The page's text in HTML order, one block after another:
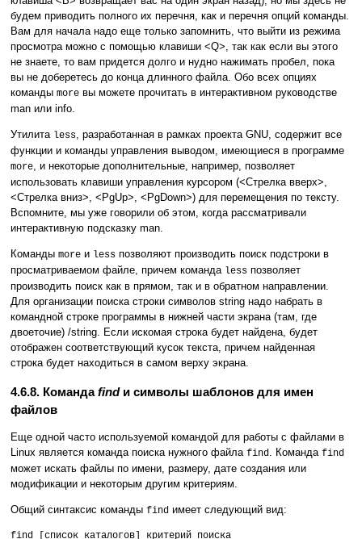
будем приводить полного их перечня, как и перечня опций команды.
Вам для начала надо еще только запомнить, что выйти из режима
просмотра можно с помощью клавиши <Q>, так как если вы этого
не знаете, то вам придется долго и нудно нажимать пробел, пока
вы не доберетесь до конца длинного файла. Обо всех опциях
команды more вы можете прочитать в интерактивном руководстве
man или info.
Утилита less, разработанная в рамках проекта GNU, содержит все
функции и команды управления выводом, имеющиеся в программе
more, и некоторые дополнительные, например, позволяет
использовать клавиши управления курсором (<Стрелка вверх>,
<Стрелка вниз>, <PgUp>, <PgDown>) для перемещения по тексту.
Вспомните, мы уже говорили об этом, когда рассматривали
интерактивную подсказку man.
Команды more и less позволяют производить поиск подстроки в
просматриваемом файле, причем команда less позволяет
производить поиск как в прямом, так и в обратном направлении.
Для организации поиска строки символов string надо набрать в
командной строке программы в нижней части экрана (там, где
двоеточие) /string. Если искомая строка будет найдена, будет
отображен соответствующий кусок текста, причем найденная
строка будет находиться в самом верху экрана.
4.6.8. Командаfindи символы шаблонов для имен
файлов
Еще одной часто используемой командой для работы с файлами в
Linux является команда поиска нужного файла find. Команда find
может искать файлы по имени, размеру, дате создания или
модификации и некоторым другим критериям.
Общий синтаксис команды find имеет следующий вид:
find [список_каталогов] критерий_поиска